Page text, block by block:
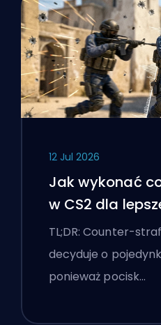
12 Jul 2026
Jak wykonać
w CS2 dla
TL;DR: Counter-
decyduje o
ponieważ pocisk…